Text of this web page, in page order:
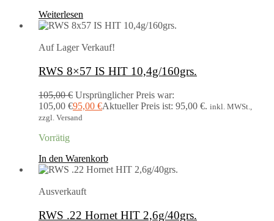
Weiterlesen
Auf Lager Verkauf!
RWS 8×57 IS HIT 10,4g/160grs.
105,00€ Ursprünglicher Preis war:
105,00 €95,00 €Aktueller Preis ist: 95,00 €. inkl. MWSt.,
zzgl. Versand
Vorrätig
In den Warenkorb
Ausverkauft
RWS .22 Hornet HIT 2,6g/40grs.